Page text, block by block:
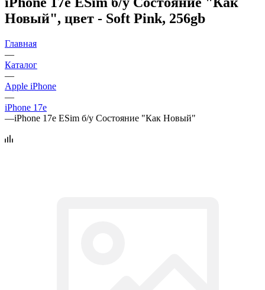
Новый", цвет - Soft Pink, 256gb
Главная
—
Каталог
—
Apple iPhone
—
iPhone 17e
—iPhone 17e ESim б/у Состояние "Как Новый"